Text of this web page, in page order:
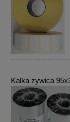
Kalka żywica